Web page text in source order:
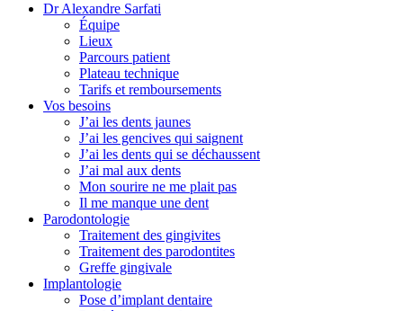
Dr Alexandre Sarfati
Équipe
Lieux
Parcours patient
Plateau technique
Tarifs et remboursements
Vos besoins
J’ai les dents jaunes
J’ai les gencives qui saignent
J’ai les dents qui se déchaussent
J’ai mal aux dents
Mon sourire ne me plait pas
Il me manque une dent
Parodontologie
Traitement des gingivites
Traitement des parodontites
Greffe gingivale
Implantologie
Pose d’implant dentaire